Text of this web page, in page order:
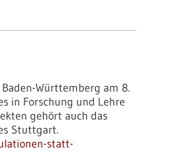
Württemberg am 8.
in Forschung und Lehre
gehört auch das
Stuttgart.
statt-